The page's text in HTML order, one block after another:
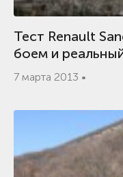
Тест Renault
боем и
7 марта 2013 •